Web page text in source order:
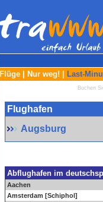
Flüge
Nur weg! Last-
Buchen
Flughafen
Augsburg
Abflughafen im
Aachen
Amsterdam [Schiphol]